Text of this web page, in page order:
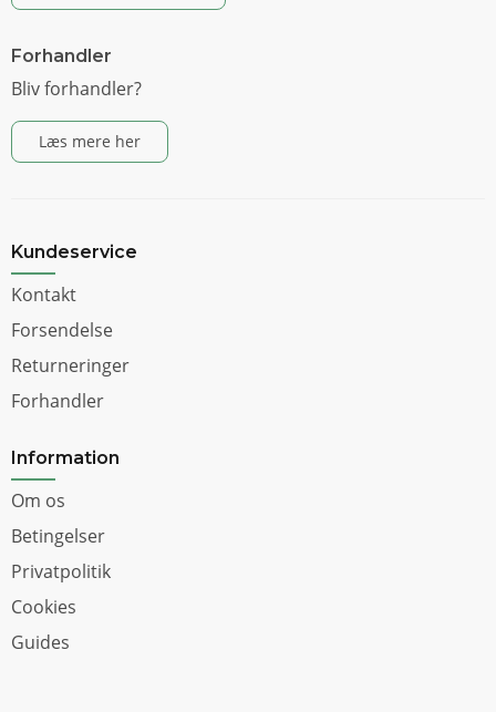
Forhandler
Bliv forhandler?
Læs mere her
Kundeservice
Kontakt
Forsendelse
Returneringer
Forhandler
Information
Om os
Betingelser
Privatpolitik
Cookies
Guides